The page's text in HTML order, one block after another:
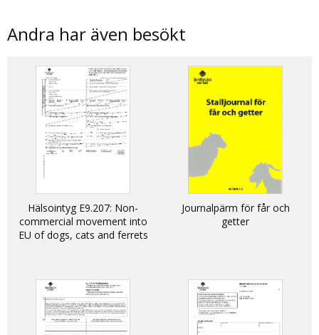
Andra har även besökt
Hälsointyg E9.207: Non-
commercial movement into
EU of dogs, cats and ferrets
Journalpärm för får och
getter